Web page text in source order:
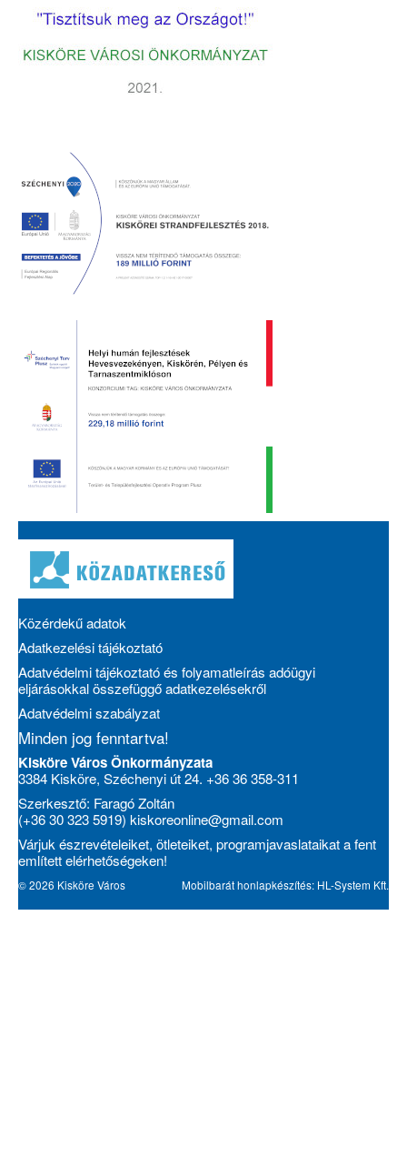
Közérdekű adatok
Adatkezelési tájékoztató
Adatvédelmi tájékoztató és folyamatleírás adóügyi
eljárásokkal összefüggő adatkezelésekről
Adatvédelmi szabályzat
Minden jog fenntartva!
Kisköre Város Önkormányzata
3384 Kisköre, Széchenyi út 24. +36 36 358-311
Szerkesztő: Faragó Zoltán
(+36 30 323 5919) kiskoreonline@gmail.com
Várjuk észrevételeiket, ötleteiket, programjavaslataikat a fent
említett elérhetőségeken!
Mobilbarát honlapkészítés: HL-System Kft.
© 2026 Kisköre Város